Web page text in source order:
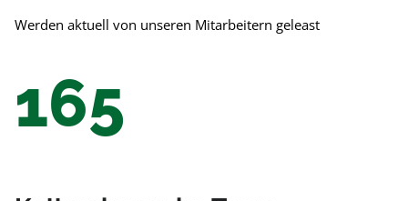
Werden aktuell von unseren Mitarbeitern geleast
165